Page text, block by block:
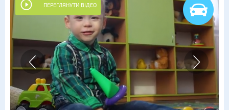
ПЕРЕГЛЯНУТИ ВІДЕО